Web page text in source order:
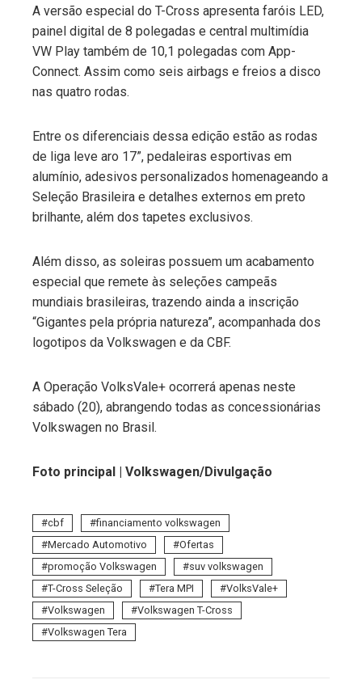
A versão especial do T-Cross apresenta faróis LED,
painel digital de 8 polegadas e central multimídia
VW Play também de 10,1 polegadas com App-
Connect. Assim como seis airbags e freios a disco
nas quatro rodas.
Entre os diferenciais dessa edição estão as rodas
de liga leve aro 17”, pedaleiras esportivas em
alumínio, adesivos personalizados homenageando a
Seleção Brasileira e detalhes externos em preto
brilhante, além dos tapetes exclusivos.
Além disso, as soleiras possuem um acabamento
especial que remete às seleções campeãs
mundiais brasileiras, trazendo ainda a inscrição
“Gigantes pela própria natureza”, acompanhada dos
logotipos da Volkswagen e da CBF.
A Operação VolksVale+ ocorrerá apenas neste
sábado (20), abrangendo todas as concessionárias
Volkswagen no Brasil.
Foto principal | Volkswagen/Divulgação
cbf
financiamento volkswagen
Mercado Automotivo
Ofertas
promoção Volkswagen
suv volkswagen
T-Cross Seleção
Tera MPI
VolksVale+
Volkswagen
Volkswagen T-Cross
Volkswagen Tera